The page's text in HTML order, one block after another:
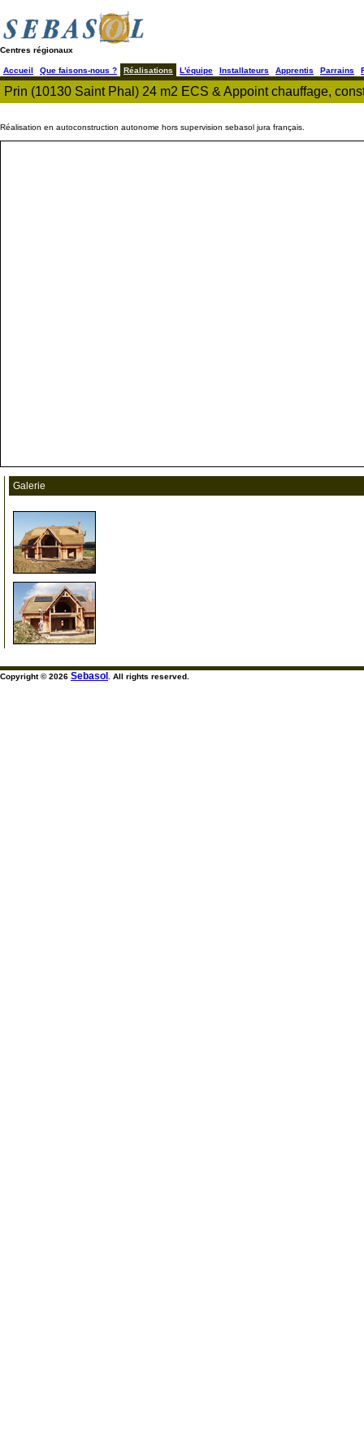
Centres régionaux
Accueil Que faisons-nous ? Réalisations L'équipe Installateurs Apprentis Parrains
Prin (10130 Saint Phal) 24 m2 ECS & Appoint chauffage,
Réalisation en autoconstruction autonome hors supervision sebasol jura français.
Galerie
Copyright © 2026 Sebasol . All rights reserved.